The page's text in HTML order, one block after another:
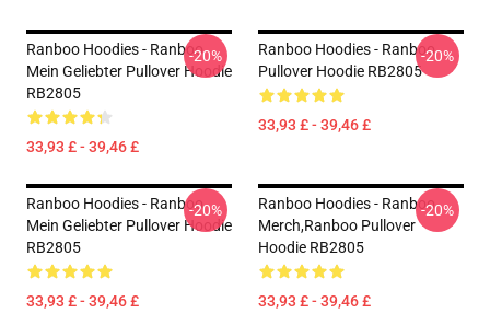
Ranboo Hoodies - Ranboo
Mein Geliebter Pullover Hoodie
RB2805
33,93 £ - 39,46 £
-20%
Ranboo Hoodies - Ranboo
Pullover Hoodie RB2805
33,93 £ - 39,46 £
-20%
Ranboo Hoodies - Ranboo
Mein Geliebter Pullover Hoodie
RB2805
33,93 £ - 39,46 £
-20%
Ranboo Hoodies - Ranboo
Merch,Ranboo Pullover
Hoodie RB2805
33,93 £ - 39,46 £
-20%